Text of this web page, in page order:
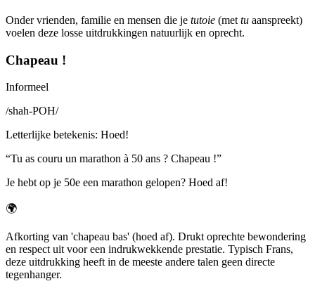
Onder vrienden, familie en mensen die je tutoie (met tu aanspreekt)
voelen deze losse uitdrukkingen natuurlijk en oprecht.
Chapeau !
Informeel
/shah-POH/
Letterlijke betekenis: Hoed!
“Tu as couru un marathon à 50 ans ? Chapeau !”
Je hebt op je 50e een marathon gelopen? Hoed af!
🌍
Afkorting van 'chapeau bas' (hoed af). Drukt oprechte bewondering
en respect uit voor een indrukwekkende prestatie. Typisch Frans,
deze uitdrukking heeft in de meeste andere talen geen directe
tegenhanger.